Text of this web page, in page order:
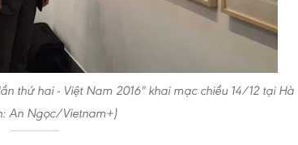
thứ hai - Việt Nam 2016" khai mạc chiều 14/12 tại Hà
An Ngọc/Vietnam+)